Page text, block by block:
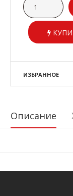
ИЗБРАННОЕ
Описание